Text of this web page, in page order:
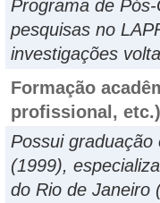
Programa de
pesquisas no
investigações
Formação
profissional, etc.)
Possui
(1999),
do Rio de Janeiro